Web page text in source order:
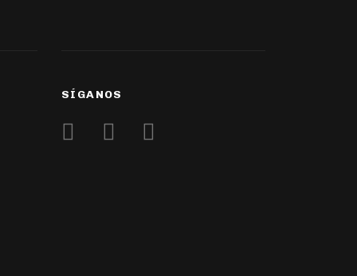
SÍGANOS